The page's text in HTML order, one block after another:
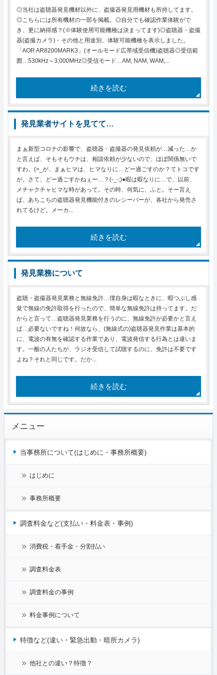
◎当社は盗聴器発見機材以外に、盗撮器発見用機材も所持してます。
◎こちらには所有機材の一部を掲載。◎自分でも確認作業体験がで
き、更に納得感？(※体験使用可能機種は決まってます)◎盗聴器・盗撮
器(盗撮カメラ)・その他と用途別、体験可能機種を表示しました。
「AOR AR8200MARK3」(オールモード広帯域受信機)盗聴器◎受信範
囲…530kHz～3,000MHz◎受信モード…AM, NAM, WAM,...
続きを読む
発見業者サイトを見てて…
まぁ新型コロナの影響で、盗聴器・盗撮器の発見依頼が…減った…か
と言えば、そもそもウチは、相談依頼が少ないので、ほぼ関係無いで
すわ。(>_が、まぁヒマは、ヒマなりに…どー過ごすのか？てトコです
が。さて、どー過ごすかねぇー…？(-_-;)●暇は暇なりに…で、以前、
メチャクチャヒマな時があって。その時、何気に、ふと。そー言え
ば、あちこちの盗聴器発見機能付きのレシーバーが、各社から発売さ
れてるけど。メーカ...
続きを読む
発見業務について
盗聴・盗撮器発見業務と無線免許…僕自身は暇なときに、暇つぶし感
覚で無線の免許取得を行ったので、簡単な無線免許は持ってます。だ
からと言って…盗聴器発見業務を行うのに、無線免許が必要かと言え
ば…必要ないですね！何故なら、(無線式の)盗聴器発見作業は基本的
に、電波の有無を確認する作業であり、電波発信する行為とは違いま
す。一般の人たちが、ラジオ受信して試聴するのに、免許は不要です
よね？それと同じです。だか...
続きを読む
メニュー
当事務所について(はじめに・事務所概要)
はじめに
事務所概要
調査料金など(支払い・料金表・事例)
消費税・着手金・分割払い
調査料金表
調査料金の事例
料金事例について
特徴など(違い・緊急出動・暗所カメラ)
他社との違い？特徴？